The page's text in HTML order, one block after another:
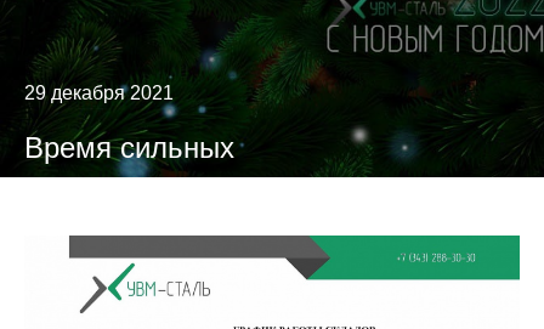
29 декабря 2021
Время сильных